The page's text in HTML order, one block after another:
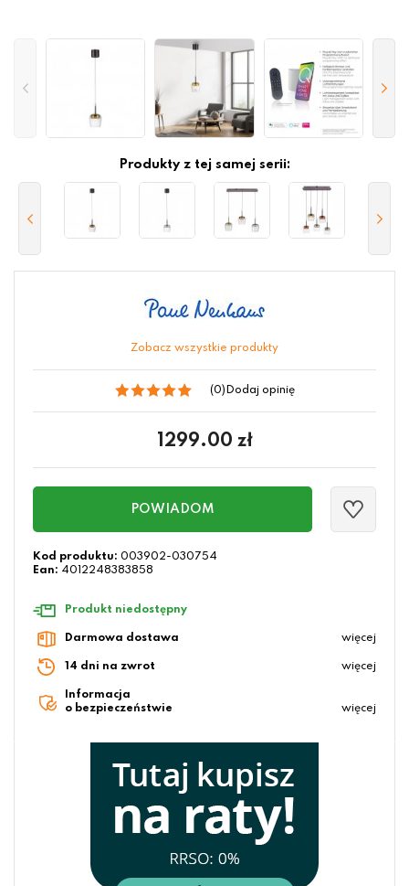
Produkty z tej samej serii:
Zobacz wszystkie produkty
(0) Dodaj opinię
1299.00 zł
POWIADOM
Kod produktu: 003902-030754
Ean: 4012248383858
Produkt niedostępny
Darmowa dostawa więcej
14 dni na zwrot więcej
Informacja
o bezpieczeństwie
więcej